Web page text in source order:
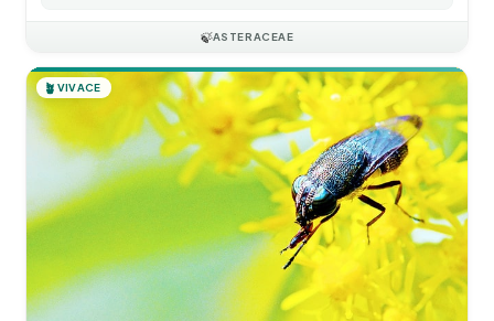
🍃ASTERACEAE
🪴 VIVACE